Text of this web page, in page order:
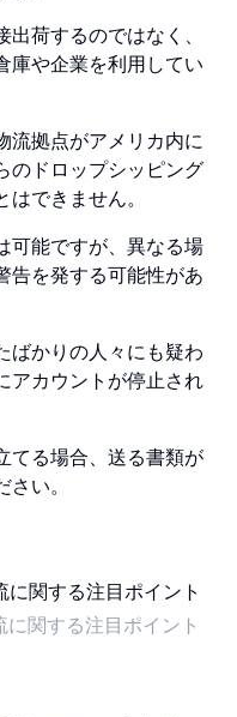
荷するのではなく、
庫や企業を利用してい
流拠点がアメリカ内に
のドロップシッピング
できません。
可能ですが、異なる場
告を発する可能性があ
ばかりの人々にも疑わ
アカウントが停止され
てる場合、送る書類が
い。
関する注目ポイント